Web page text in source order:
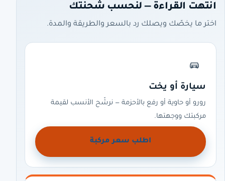
انتهت القراءة — لنحسب شحنتك
اختر ما يخصّك ويصلك رد بالسعر والطريقة والمدة.
سيارة أو يخت
رورو أو حاوية أو رفع بالأحزمة — نرشّح الأنسب لقيمة
مركبتك ووجهتها.
اطلب سعر مركبة